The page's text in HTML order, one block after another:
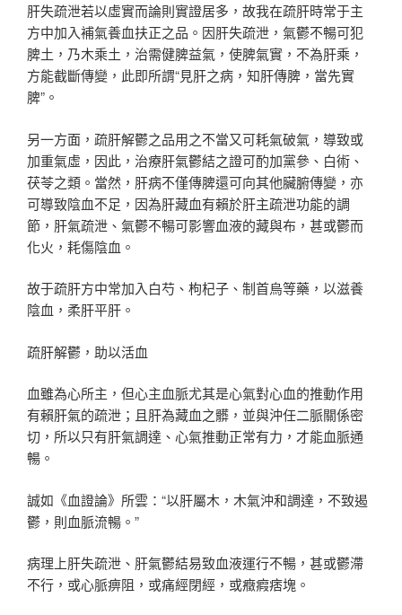
肝失疏泄若以虛實而論則實證居多，故我在疏肝時常于主
方中加入補氣養血扶正之品。因肝失疏泄，氣鬱不暢可犯
脾土，乃木乘土，治需健脾益氣，使脾氣實，不為肝乘，
方能截斷傳變，此即所謂“見肝之病，知肝傳脾，當先實
脾”。
另一方面，疏肝解鬱之品用之不當又可耗氣破氣，導致或
加重氣虛，因此，治療肝氣鬱結之證可酌加黨參、白術、
茯苓之類。當然，肝病不僅傳脾還可向其他臟腑傳變，亦
可導致陰血不足，因為肝藏血有賴於肝主疏泄功能的調
節，肝氣疏泄、氣鬱不暢可影響血液的藏與布，甚或鬱而
化火，耗傷陰血。
故于疏肝方中常加入白芍、枸杞子、制首烏等藥，以滋養
陰血，柔肝平肝。
疏肝解鬱，助以活血
血雖為心所主，但心主血脈尤其是心氣對心血的推動作用
有賴肝氣的疏泄；且肝為藏血之髒，並與沖任二脈關係密
切，所以只有肝氣調達、心氣推動正常有力，才能血脈通
暢。
誠如《血證論》所雲：“以肝屬木，木氣沖和調達，不致遏
鬱，則血脈流暢。”
病理上肝失疏泄、肝氣鬱結易致血液運行不暢，甚或鬱滯
不行，或心脈痹阻，或痛經閉經，或癥瘕痞塊。